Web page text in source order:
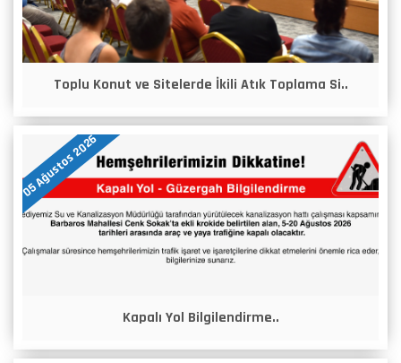
Toplu Konut ve Sitelerde İkili Atık Toplama Si..
05 Ağustos 2026
Kapalı Yol Bilgilendirme..